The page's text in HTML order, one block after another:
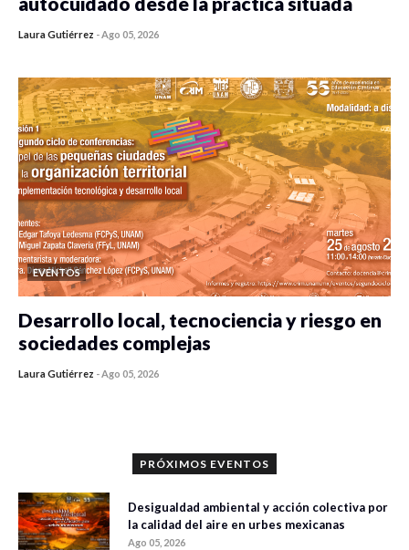
Laura Gutiérrez -Ago 05, 2026
EVENTOS
Desarrollo local, tecnociencia y riesgo en
sociedades complejas
Laura Gutiérrez -Ago 05, 2026
PRÓXIMOS EVENTOS
Desigualdad ambiental y acción colectiva por
la calidad del aire en urbes mexicanas
Ago 05, 2026